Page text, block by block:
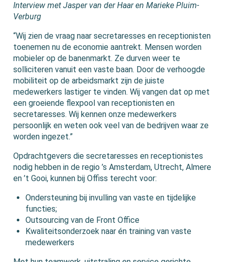
Interview met Jasper van der Haar en Marieke Pluim-
Verburg
“Wij zien de vraag naar secretaresses en receptionisten
toenemen nu de economie aantrekt. Mensen worden
mobieler op de banenmarkt. Ze durven weer te
solliciteren vanuit een vaste baan. Door de verhoogde
mobiliteit op de arbeidsmarkt zijn de juiste
medewerkers lastiger te vinden. Wij vangen dat op met
een groeiende flexpool van receptionisten en
secretaresses. Wij kennen onze medewerkers
persoonlijk en weten ook veel van de bedrijven waar ze
worden ingezet.”
Opdrachtgevers die secretaresses en receptionistes
nodig hebben in de regio ’s Amsterdam, Utrecht, Almere
en ’t Gooi, kunnen bij Offiss terecht voor:
Ondersteuning bij invulling van vaste en tijdelijke
functies;
Outsourcing van de Front Office
Kwaliteitsonderzoek naar én training van vaste
medewerkers